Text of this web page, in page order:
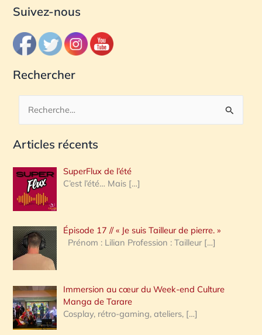
Suivez-nous
Rechercher
c
e
r
c
h
e
:
Articles récents
SuperFlux de l’été
C’est l’été… Mais […]
Épisode 17 // « Je suis Tailleur de pierre. »
Prénom : Lilian Profession : Tailleur […]
Immersion au cœur du Week-end Culture
Manga de Tarare
Cosplay, rétro-gaming, ateliers, […]